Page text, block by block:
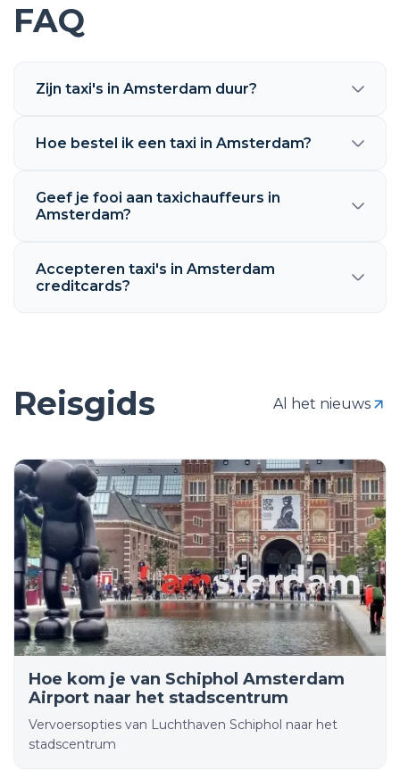
FAQ
Zijn taxi's in Amsterdam duur?
Hoe bestel ik een taxi in Amsterdam?
Geef je fooi aan taxichauffeurs in
Amsterdam?
Accepteren taxi's in Amsterdam
creditcards?
Reisgids Al het nieuws
Hoe kom je van Schiphol Amsterdam
Airport naar het stadscentrum
Vervoersopties van Luchthaven Schiphol naar het
stadscentrum